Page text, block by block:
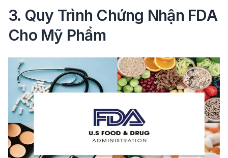
3. Quy Trình Chứng Nhận FDA
Cho Mỹ Phẩm